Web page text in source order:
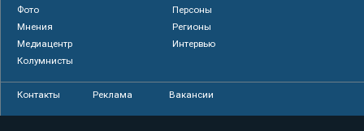
Фото
Персоны
Мнения
Регионы
Медиацентр
Интервью
Колумнисты
Контакты Реклама Вакансии